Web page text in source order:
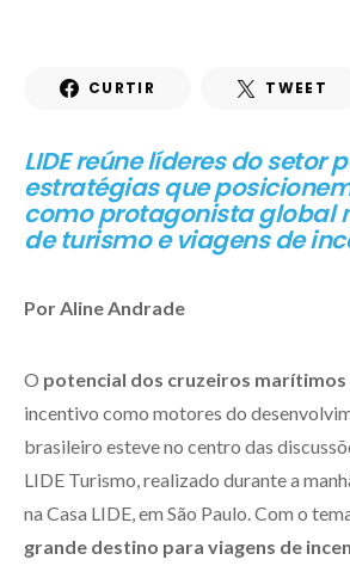
CURTIR TWEET
LIDE reúne líderes do setor
estratégias que
como protagonista global
de turismo e viagens de
Por Aline Andrade
O potencial dos cruzeiros marítimos
incentivo como motores do
brasileiro esteve no centro das
LIDE Turismo, realizado durante a
na Casa LIDE, em São Paulo. Com o
grande destino para viagens de